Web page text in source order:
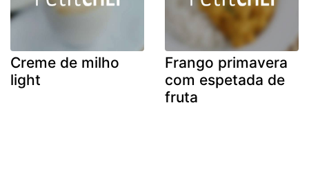
Creme de milho
light
Frango primavera
com espetada de
fruta